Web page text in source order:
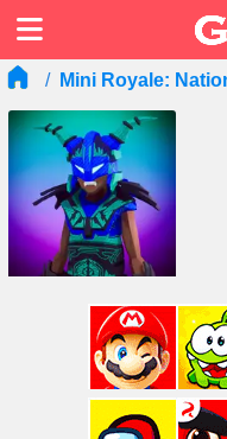
Mini Royale: